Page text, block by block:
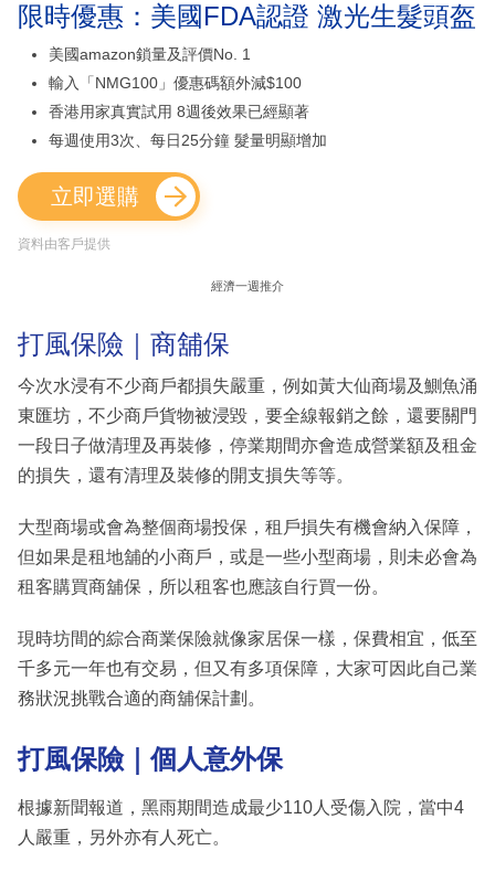
限時優惠：美國FDA認證 激光生髮頭盔
美國amazon鎖量及評價No. 1
輸入「NMG100」優惠碼額外減$100
香港用家真實試用 8週後效果已經顯著
每週使用3次、每日25分鐘 髮量明顯增加
立即選購
資料由客戶提供
經濟一週推介
打風保險｜商舖保
今次水浸有不少商戶都損失嚴重，例如黃大仙商場及鰂魚涌
東匯坊，不少商戶貨物被浸毀，要全線報銷之餘，還要關門
一段日子做清理及再裝修，停業期間亦會造成營業額及租金
的損失，還有清理及裝修的開支損失等等。
大型商場或會為整個商場投保，租戶損失有機會納入保障，
但如果是租地舖的小商戶，或是一些小型商場，則未必會為
租客購買商舖保，所以租客也應該自行買一份。
現時坊間的綜合商業保險就像家居保一樣，保費相宜，低至
千多元一年也有交易，但又有多項保障，大家可因此自己業
務狀況挑戰合適的商舖保計劃。
打風保險｜個人意外保
根據新聞報道，黑雨期間造成最少110人受傷入院，當中4
人嚴重，另外亦有人死亡。